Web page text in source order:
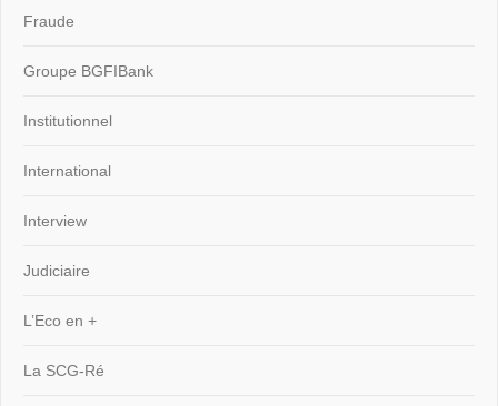
Fraude
Groupe BGFIBank
Institutionnel
International
Interview
Judiciaire
L’Eco en +
La SCG-Ré